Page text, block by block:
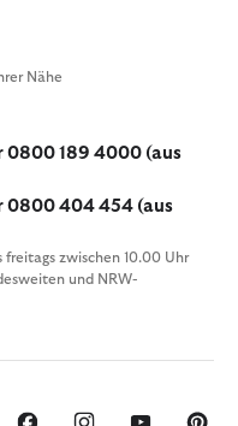
Nähe
0800 189 4000 (aus
0800 404 454 (aus
freitags zwischen 10.00 Uhr
und NRW-